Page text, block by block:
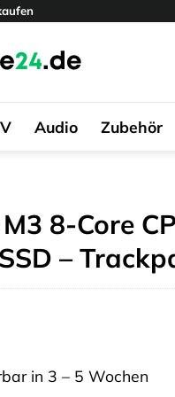
Audio Zubehör
8-Core
–
in 3 – 5 Wochen